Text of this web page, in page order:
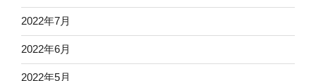
2022年7月
2022年6月
2022年5月